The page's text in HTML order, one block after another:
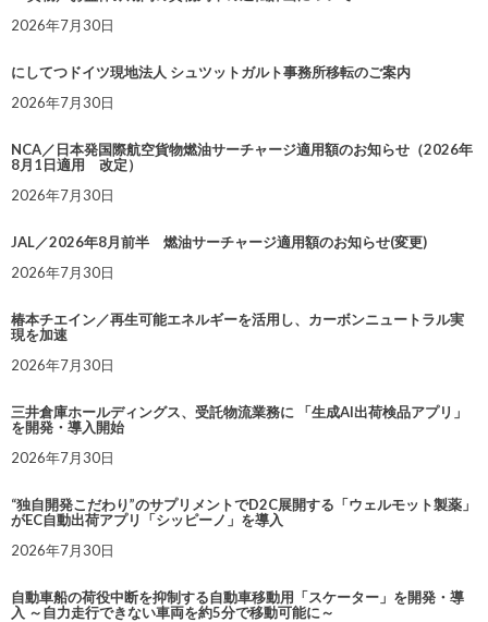
2026年7月30日
にしてつドイツ現地法人 シュツットガルト事務所移転のご案内
2026年7月30日
NCA／日本発国際航空貨物燃油サーチャージ適用額のお知らせ（2026年
8月1日適用 改定）
2026年7月30日
JAL／2026年8月前半 燃油サーチャージ適用額のお知らせ(変更)
2026年7月30日
椿本チエイン／再生可能エネルギーを活用し、カーボンニュートラル実
現を加速
2026年7月30日
三井倉庫ホールディングス、受託物流業務に 「生成AI出荷検品アプリ」
を開発・導入開始
2026年7月30日
“独自開発こだわり”のサプリメントでD2C展開する「ウェルモット製薬」
がEC自動出荷アプリ「シッピーノ」を導入
2026年7月30日
自動車船の荷役中断を抑制する自動車移動用「スケーター」を開発・導
入 ～自力走行できない車両を約5分で移動可能に～